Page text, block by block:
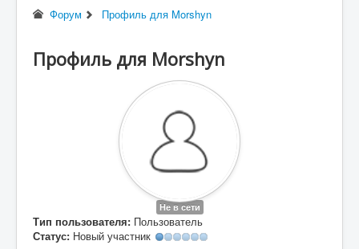
Начисления к оплате
Реквизиты
Форум Профиль для Morshyn
Профиль для Morshyn
Не в сети
Тип пользователя: Пользователь
Статус: Новый участник